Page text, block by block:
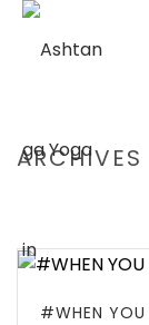
ARCHIVES
#WHEN YOU